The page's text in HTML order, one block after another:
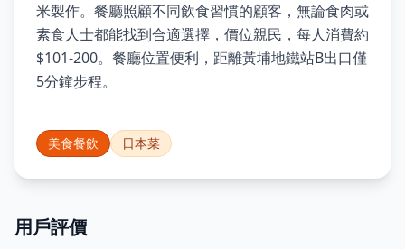
米製作。餐廳照顧不同飲食習慣的顧客，無論食肉或
素食人士都能找到合適選擇，價位親民，每人消費約
$101-200。餐廳位置便利，距離黃埔地鐵站B出口僅
5分鐘步程。
美食餐飲 日本菜
用戶評價